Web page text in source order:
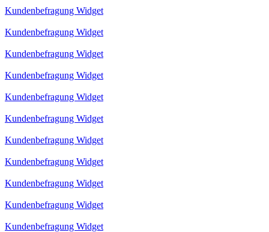
Kundenbefragung Widget
Kundenbefragung Widget
Kundenbefragung Widget
Kundenbefragung Widget
Kundenbefragung Widget
Kundenbefragung Widget
Kundenbefragung Widget
Kundenbefragung Widget
Kundenbefragung Widget
Kundenbefragung Widget
Kundenbefragung Widget